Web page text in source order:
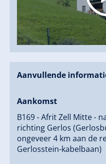
Aanvullende
Aankomst
B169 - Afrit Zell Mitte -
richting Gerlos
ongeveer 4 km aan de
Gerlosstein-kabelbaan)